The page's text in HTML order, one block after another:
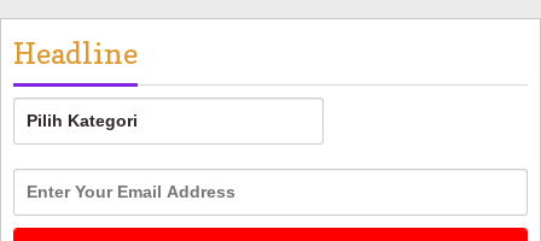
Headline
Headline